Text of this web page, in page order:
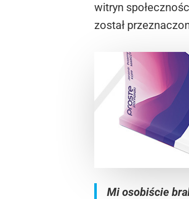
witryn
został
Mi osobiście